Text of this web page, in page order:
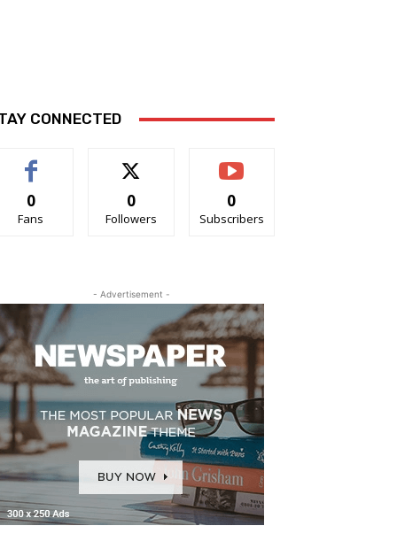
CONNECTED
0
Fans
0
Followers
0
Subscribers
- Advertisement -